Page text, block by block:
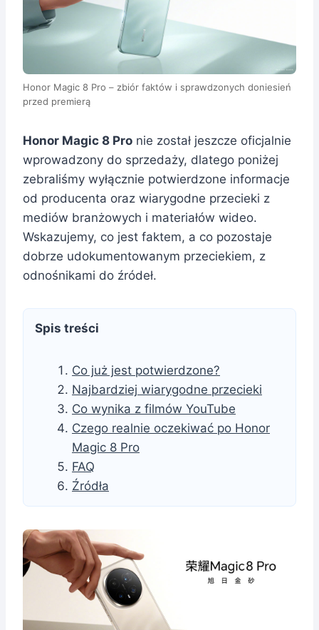
Honor Magic 8 Pro – zbiór faktów i sprawdzonych doniesień
przed premierą
Honor Magic 8 Pro nie został jeszcze oficjalnie
wprowadzony do sprzedaży, dlatego poniżej
zebraliśmy wyłącznie potwierdzone informacje
od producenta oraz wiarygodne przecieki z
mediów branżowych i materiałów wideo.
Wskazujemy, co jest faktem, a co pozostaje
dobrze udokumentowanym przeciekiem, z
odnośnikami do źródeł.
Spis treści
Co już jest potwierdzone?
Najbardziej wiarygodne przecieki
Co wynika z filmów YouTube
Czego realnie oczekiwać po Honor
Magic 8 Pro
FAQ
Źródła